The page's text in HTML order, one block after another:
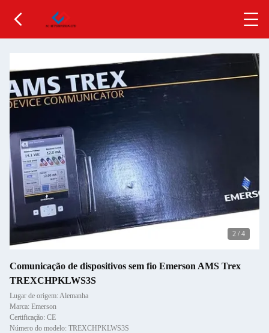
2 / 4
Comunicação de dispositivos sem fio Emerson AMS Trex
TREXCHPKLWS3S
Lugar de origem: Alemanha
Marca: Emerson
Certificação: CE
Número do modelo: TREXCHPKLWS3S